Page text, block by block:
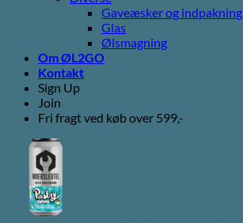
Gaveæsker og indpakning
Glas
Ølsmagning
Om ØL2GO
Kontakt
Sign Up
Join
Fri fragt ved køb over 599,-